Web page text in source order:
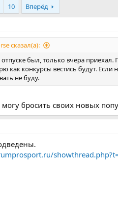
10 Вперёд
сказал(а):
отпуске был, только вчера
как конкурсы вестись будут.
не буду.
бросить своих новых